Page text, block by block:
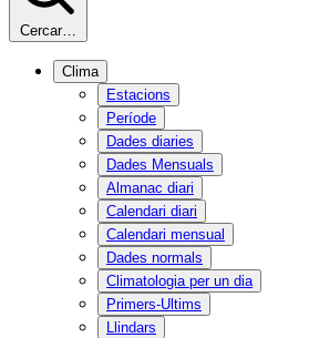
Cercar…
Clima
Estacions
Període
Dades diaries
Dades Mensuals
Almanac diari
Calendari diari
Calendari mensual
Dades normals
Climatologia per un dia
Primers-Ultims
Llindars